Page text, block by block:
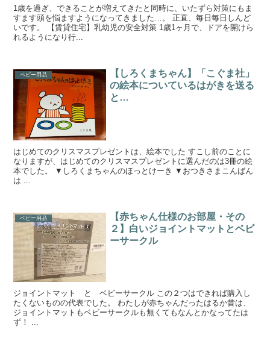
1歳を過ぎ、できることが増えてきたと同時に、いたずら対策にもま
すます頭を悩ますようになってきました…。 正直、毎日毎日しんど
いです。 【賃貸住宅】乳幼児の安全対策 1歳1ヶ月で、ドアを開けら
れるようになり行...
ベビー用品
【しろくまちゃん】「こぐま社」
の絵本についているはがきを送る
と…
はじめてのクリスマスプレゼントは、絵本でした すこし前のことに
なりますが、はじめてのクリスマスプレゼントに選んだのは3冊の絵
本でした。 ▼しろくまちゃんのほっとけーき ▼おつきさまこんばん
は ...
ベビー用品
【赤ちゃん仕様のお部屋・その
２】白いジョイントマットとベビ
ーサークル
ジョイントマット と ベビーサークル この２つはできれば購入し
たくないものの代表でした。 わたしが赤ちゃんだったはるか昔は、
ジョイントマットもベビーサークルも無くてもなんとかなってたは
ず！ ...